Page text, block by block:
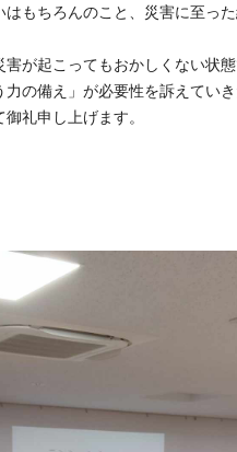
もちろんのこと、災害に至っ
が起こってもおかしくない状
の備え」が必要性を訴えていき
礼申し上げます。